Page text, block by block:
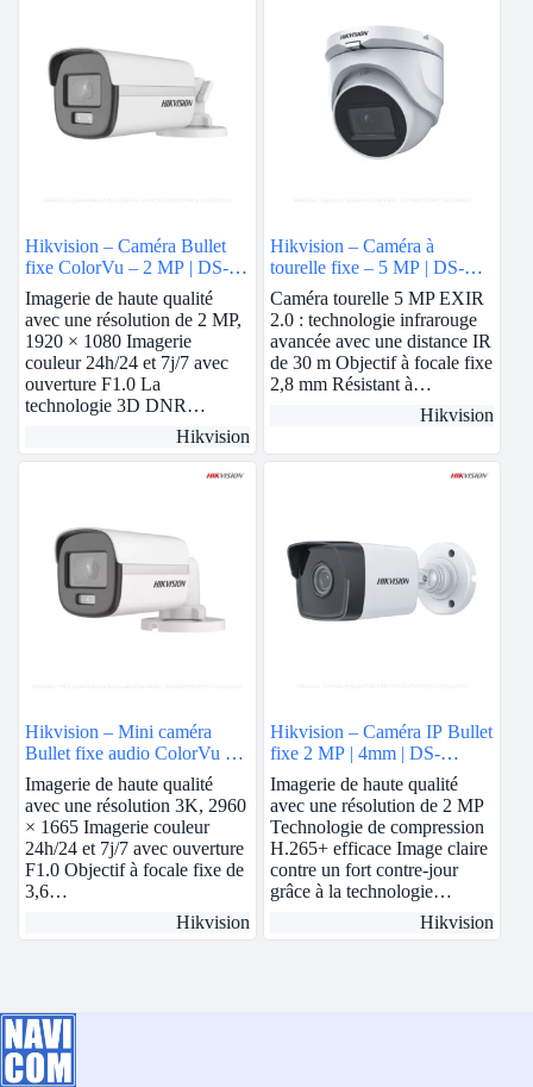
Hikvision – Caméra Bullet
fixe ColorVu – 2 MP | DS-
2CE12DF0T-F
Imagerie de haute qualité
avec une résolution de 2 MP,
1920 × 1080 Imagerie
couleur 24h/24 et 7j/7 avec
ouverture F1.0 La
technologie 3D DNR…
Hikvision
Hikvision – Caméra à
tourelle fixe – 5 MP | DS-
76H0T-ITMF
Caméra tourelle 5 MP EXIR
2.0 : technologie infrarouge
avancée avec une distance IR
de 30 m Objectif à focale fixe
2,8 mm Résistant à…
Hikvision
Hikvision – Mini caméra
Bullet fixe audio ColorVu 3K
| DS-2CE10KF0T-FS
Imagerie de haute qualité
avec une résolution 3K, 2960
× 1665 Imagerie couleur
24h/24 et 7j/7 avec ouverture
F1.0 Objectif à focale fixe de
3,6…
Hikvision
Hikvision – Caméra IP Bullet
fixe 2 MP | 4mm | DS-
2CD1023G0E-I
Imagerie de haute qualité
avec une résolution de 2 MP
Technologie de compression
H.265+ efficace Image claire
contre un fort contre-jour
grâce à la technologie…
Hikvision